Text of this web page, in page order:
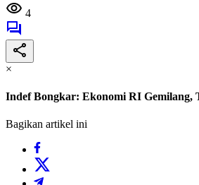
4
×
Indef Bongkar: Ekonomi RI Gemilang,
Bagikan artikel ini